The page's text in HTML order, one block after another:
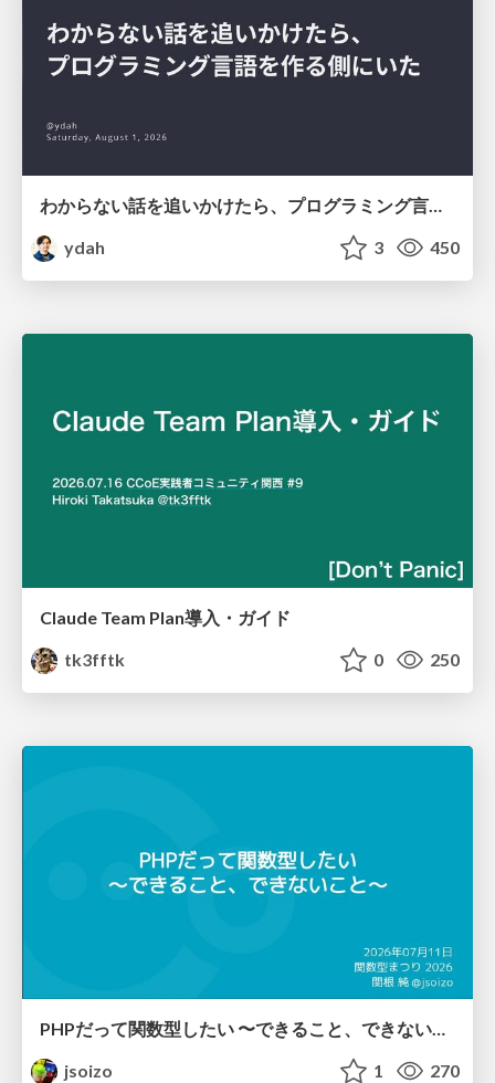
わからない話を追いかけたら、プログラミング言語を作る側にいた
ydah
3 450
Claude Team Plan導入・ガイド
tk3fftk
0 250
PHPだって関数型したい 〜できること、できないこと〜 / fp-in-php
jsoizo
1 270